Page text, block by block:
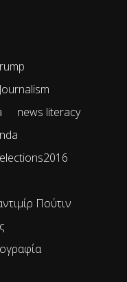
Journalism
news literacy
Πούτιν